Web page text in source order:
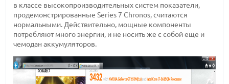
в классе высокопроизводительных систем показатели,
продемонстрированные Series 7 Chronos, считаются
нормальными. Действительно, мощные компоненты
потребляют много энергии, и не носить же с собой еще и
чемодан аккумуляторов.